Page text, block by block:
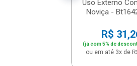
Uso Externo
Noviça -
R$
(já com 5% de
ou em até 3x de